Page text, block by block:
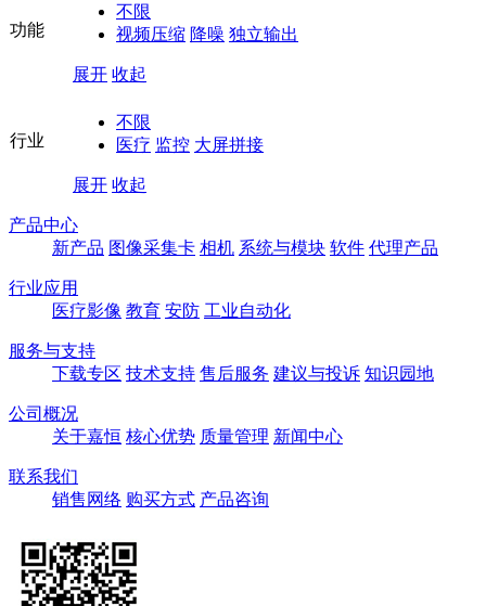
功能
不限
视频压缩 降噪 独立输出
展开 收起
行业
不限
医疗 监控 大屏拼接
展开 收起
产品中心
新产品 图像采集卡 相机 系统与模块 软件 代理产品
行业应用
医疗影像 教育 安防 工业自动化
服务与支持
下载专区 技术支持 售后服务 建议与投诉 知识园地
公司概况
关于嘉恒 核心优势 质量管理 新闻中心
联系我们
销售网络 购买方式 产品咨询